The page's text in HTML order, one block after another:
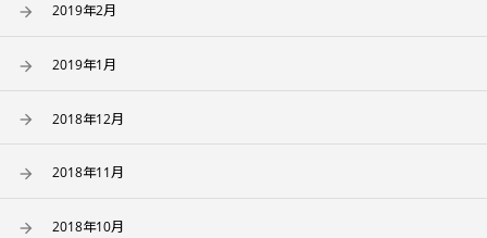
2019年2月
2019年1月
2018年12月
2018年11月
2018年10月